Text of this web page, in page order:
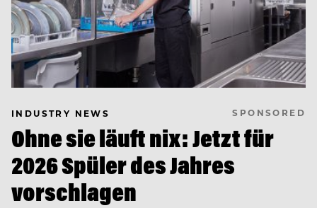
INDUSTRY NEWS SPONSORED
Ohne sie läuft nix: Jetzt für
2026 Spüler des Jahres
vorschlagen